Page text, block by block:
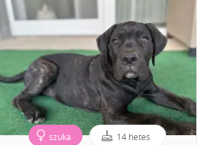
szuka 14 hetes